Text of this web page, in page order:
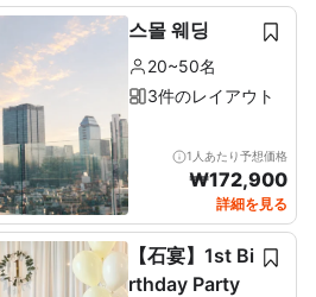
스몰 웨딩
20~50名
3件のレイアウト
1人あたり予想価格
₩172,900
詳細を見る
【石宴】1st Bi
rthday Party